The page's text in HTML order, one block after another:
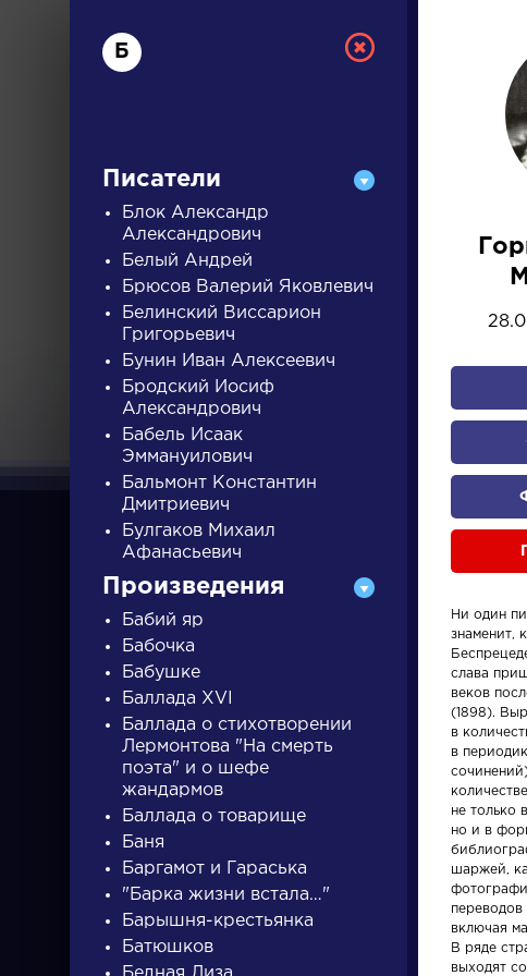
А Б З
писатели
Писатели
Гончаров Иван
Александрович
Словарь
деталь
Б
Писатели
Блок Александр
Александрович
Белый Андрей
Брюсов Валерий Яковлевич
Белинский Виссарион
Григорьевич
Бунин Иван Алексеевич
Бродский Иосиф
Александрович
Бабель Исаак
Эммануилович
Бальмонт Константин
Дмитриевич
Булгаков Михаил
Афанасьевич
Произведения
Бабий яр
Бабочка
Бабушке
Баллада XVI
Баллада о стихотворении
Лермонтова "На смерть
поэта" и о шефе
жандармов
Баллада о товарище
Баня
Баргамот и Гараська
"Барка жизни встала…"
Барышня-крестьянка
Батюшков
Ни один
знаменит,
слава
веков
(1898).
в
в
не только
но и в
шаржей,
переводов
включая
В ряде
выходят